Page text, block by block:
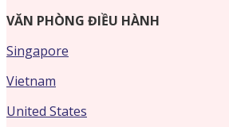
VĂN PHÒNG ĐIỀU HÀNH
Singapore
Vietnam
United States